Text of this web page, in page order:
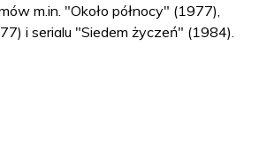
m.in. "Około północy" (1977),
i serialu "Siedem życzeń" (1984).